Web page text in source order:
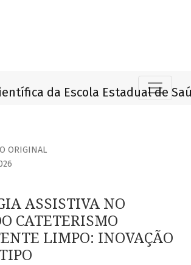
NO MANEJO DO CATETERISMO
ORIGINAL
ASSISTIVA NO
CATETERISMO
LIMPO: INOVAÇÃO